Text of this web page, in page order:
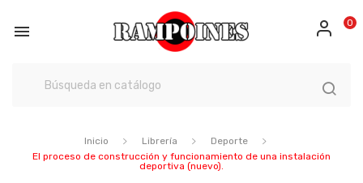
 0
Inicio Librería
Deporte
El proceso de construcción y funcionamiento de una instalación
deportiva (nuevo).